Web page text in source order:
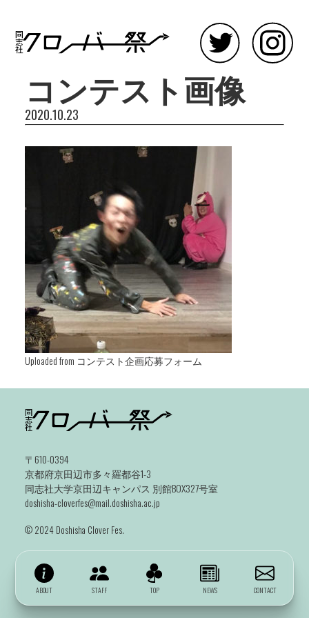
コンテスト画像
2020.10.23
Uploaded from コンテスト企画応募フォーム
ABOUT STAFF TOP NEWS CONTACT
〒610-0394
京都府京田辺市多々羅都谷1-3
同志社大学京田辺キャンパス 別館BOX327号室
doshisha-cloverfes@mail.doshisha.ac.jp
©️ 2024 Doshisha Clover Fes.